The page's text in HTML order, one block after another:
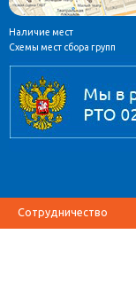
Наличие мест
Схемы мест сбора групп
Сотрудничество